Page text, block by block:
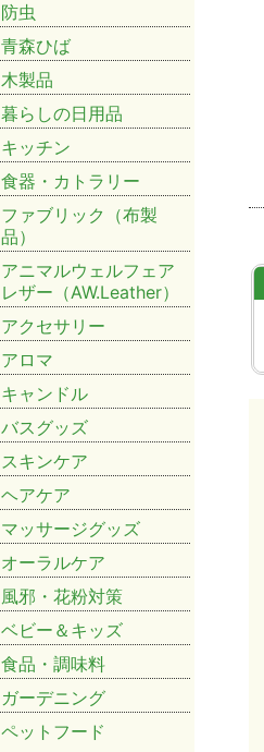
防虫
青森ひば
木製品
暮らしの日用品
キッチン
食器・カトラリー
ファブリック（布製
品）
アニマルウェルフェア
レザー（AW.Leather）
アクセサリー
アロマ
キャンドル
バスグッズ
スキンケア
ヘアケア
マッサージグッズ
オーラルケア
風邪・花粉対策
ベビー＆キッズ
食品・調味料
ガーデニング
ペットフード